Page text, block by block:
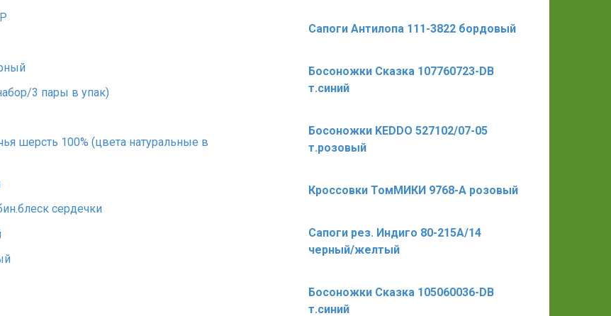
3 пары в упак)
шерсть 100% (цвета натуральные в
сердечки
Сапоги Антилопа 111-3822 бордовый
Босоножки Сказка 107760723-DB
т.синий
Босоножки KEDDO 527102/07-05
т.розовый
Кроссовки ТомМИКИ 9768-A розовый
Сапоги рез. Индиго 80-215А/14
черный/желтый
Босоножки Сказка 105060036-DB
т.синий